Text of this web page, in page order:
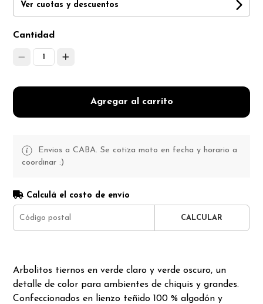
Ver cuotas y descuentos
Cantidad
1
Agregar al carrito
Envios a CABA. Se cotiza moto en fecha y horario a
coordinar :)
Calculá el costo de envío
CALCULAR
Arbolitos tiernos en verde claro y verde oscuro, un
detalle de color para ambientes de chiquis y grandes.
Confeccionados en lienzo teñido 100 % algodón y